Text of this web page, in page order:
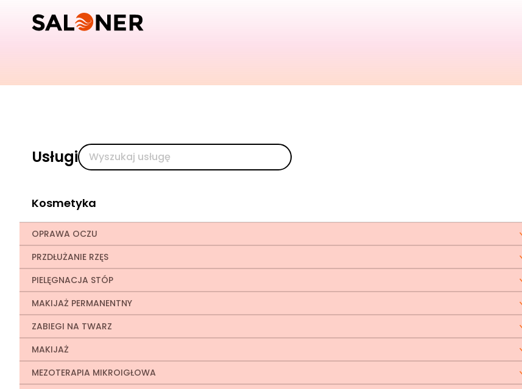
Usługi
Kosmetyka
OPRAWA OCZU
PRZDŁUŻANIE RZĘS
PIELĘGNACJA STÓP
MAKIJAŻ PERMANENTNY
ZABIEGI NA TWARZ
MAKIJAŻ
MEZOTERAPIA MIKROIGŁOWA